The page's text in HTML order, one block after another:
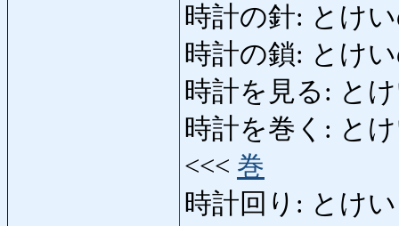
時計の針: とけ
時計の鎖: とけ
時計を見る: と
時計を巻く: とけ
<<< 巻
時計回り: とけい